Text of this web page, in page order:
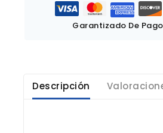
Garantizado De
Descripción